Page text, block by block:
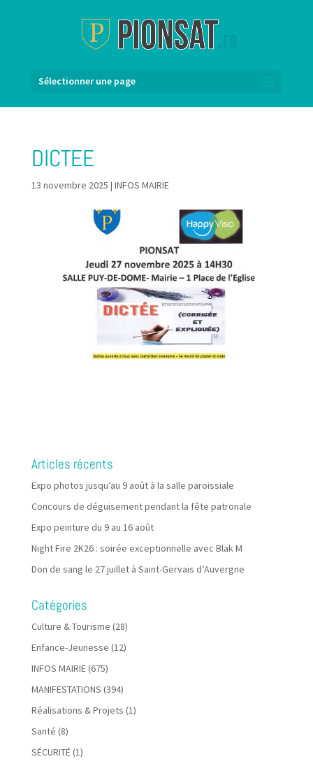
Sélectionner une page
DICTEE
13 novembre 2025 | INFOS MAIRIE
Articles récents
Expo photos jusqu’au 9 août à la salle paroissiale
Concours de déguisement pendant la fête patronale
Expo peinture du 9 au 16 août
Night Fire 2K26 : soirée exceptionnelle avec Blak M
Don de sang le 27 juillet à Saint-Gervais d’Auvergne
Catégories
Culture & Tourisme (28)
Enfance-Jeunesse (12)
INFOS MAIRIE(675)
MANIFESTATIONS (394)
Réalisations & Projets (1)
Santé (8)
SÉCURITÉ(1)